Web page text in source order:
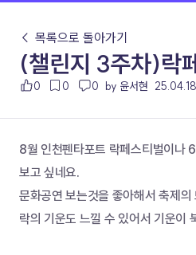
← 목록으로 돌아가기
(챌린지 3주차)락
0 0 0 by 윤서현 25.04.18
8월 인천펜타포트 락페스티벌이나
보고 싶네요.
문화공연 보는것을 좋아해서 축제
락의 기운도 느낄 수 있어서 기운이